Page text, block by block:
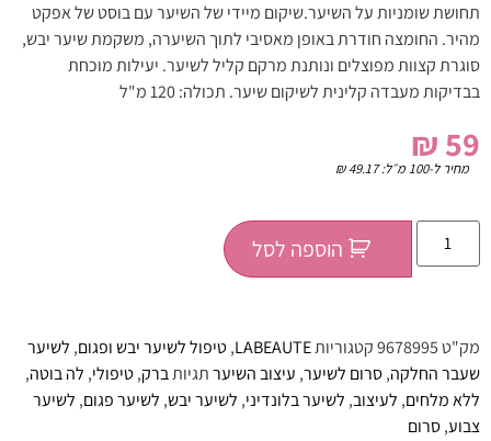
תחושת שומניות על השיער.שיקום מיידי של השיער עם בוסט של אפקט
מהיר. החומצה חודרת באופן מאסיבי לתוך השיערה, משקמת שיער יבש,
סוגרת קצוות מפוצלים ונותנת מרקם קליל לשיער. יעילות מוכחת
בבדיקות מעבדה קלינית לשיקום שיער. תכולה: 120 מ"ל
₪ 59
מחיר ל-100 מ״ל: ₪49.17
הוספה לסל
מק"ט9678995קטגוריותLABEAUTE
,טיפול לשיער יבש ופגום,לשיער
שעבר החלקה,סרום לשיער,עיצוב השיערתגיותברק,טיפולי,לה בוטה,
ללא מלחים,לעיצוב,לשיער בלונדיני,לשיער יבש,לשיער פגום,לשיער
צבוע,סרום